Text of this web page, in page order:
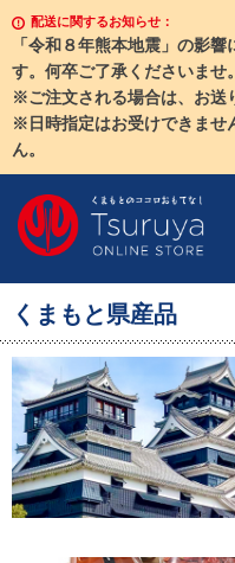
配送に関するお知らせ：
「令和８年熊本地震」の影
す。何卒ご了承くださいませ。
※ご注文される場合は、お送
※日時指定はお受けできま
ん。
くまもと県産品